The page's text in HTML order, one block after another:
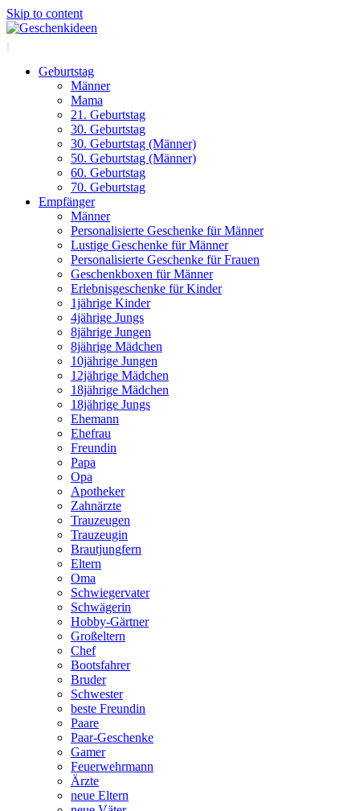
Skip to content
Geburtstag
Männer
Mama
21. Geburtstag
30. Geburtstag
30. Geburtstag (Männer)
50. Geburtstag (Männer)
60. Geburtstag
70. Geburtstag
Empfänger
Männer
Personalisierte Geschenke für Männer
Lustige Geschenke für Männer
Personalisierte Geschenke für Frauen
Geschenkboxen für Männer
Erlebnisgeschenke für Kinder
1jährige Kinder
4jährige Jungs
8jährige Jungen
8jährige Mädchen
10jährige Jungen
12jährige Mädchen
18jährige Mädchen
18jährige Jungs
Ehemann
Ehefrau
Freundin
Papa
Opa
Apotheker
Zahnärzte
Trauzeugen
Trauzeugin
Brautjungfern
Eltern
Oma
Schwiegervater
Schwägerin
Hobby-Gärtner
Großeltern
Chef
Bootsfahrer
Bruder
Schwester
beste Freundin
Paare
Paar-Geschenke
Gamer
Feuerwehrmann
Ärzte
neue Eltern